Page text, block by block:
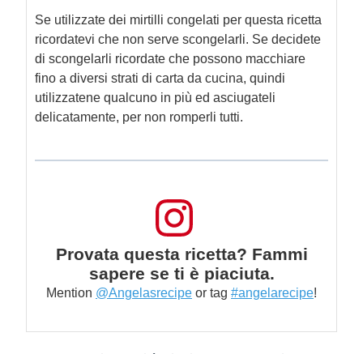
Se utilizzate dei mirtilli congelati per questa ricetta
ricordatevi che non serve scongelarli. Se decidete
di scongelarli ricordate che possono macchiare
fino a diversi strati di carta da cucina, quindi
utilizzatene qualcuno in più ed asciugateli
delicatamente, per non romperli tutti.
Provata questa ricetta? Fammi
sapere se ti è piaciuta.
Mention @Angelasrecipe or tag #angelarecipe!